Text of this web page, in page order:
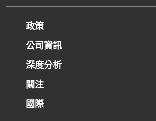
政策
公司資訊
深度分析
關注
國際